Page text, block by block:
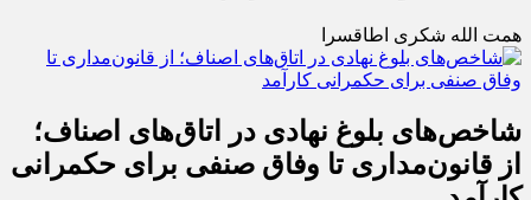
همت الله شکری اطاقسرا
شاخص‌های بلوغ نهادی در اتاق‌های اصناف؛
از قانون‌مداری تا وفاق صنفی برای حکمرانی